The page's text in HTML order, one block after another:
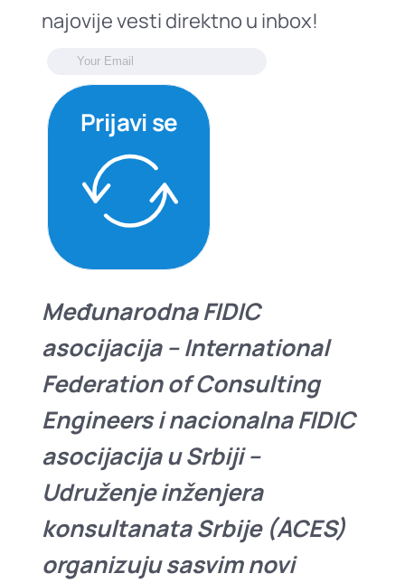
najovije vesti direktno u inbox!
Prijavi se
Međunarodna FIDIC
asocijacija – International
Federation of Consulting
Engineers i nacionalna FIDIC
asocijacija u Srbiji –
Udruženje inženjera
konsultanata Srbije (ACES)
organizuju sasvim novi